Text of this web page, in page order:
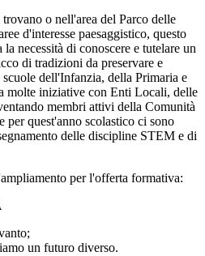
o nell'area del Parco delle
d'interesse paesaggistico, questo
necessità di conoscere e tutelare un
di tradizioni da preservare e
scuole dell'Infanzia, della Primaria e
molte iniziative con Enti Locali, delle
membri attivi della Comunità
per quest'anno scolastico ci sono
delle discipline STEM e di
per l'offerta formativa:
un futuro diverso.